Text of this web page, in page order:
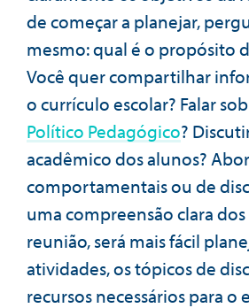
de começar a planejar,
mesmo: qual é o propósito
Você quer compartilhar
o currículo escolar? Falar
Político Pedagógico?
acadêmico dos alunos?
comportamentais ou de
uma compreensão clara
reunião, será mais fácil
atividades, os tópicos de
recursos necessários para o